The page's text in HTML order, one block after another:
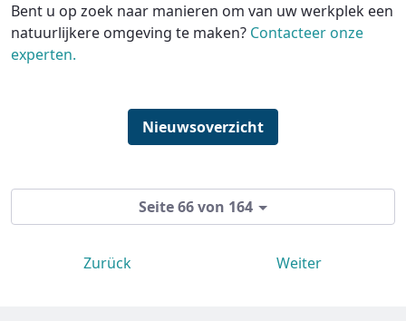
Bent u op zoek naar manieren om van uw werkplek een
natuurlijkere omgeving te maken? Contacteer onze
experten.
Nieuwsoverzicht
Seite 66 von 164
Zurück Weiter